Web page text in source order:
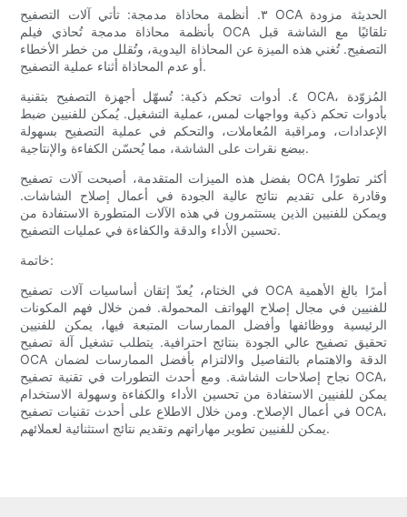
٣. أنظمة محاذاة مدمجة: تأتي آلات التصفيح OCA الحديثة مزودة
بأنظمة محاذاة مدمجة تُحاذي فيلم OCA تلقائيًا مع الشاشة قبل
التصفيح. تُغني هذه الميزة عن المحاذاة اليدوية، وتُقلل من خطر الأخطاء
أو عدم المحاذاة أثناء عملية التصفيح.
٤. أدوات تحكم ذكية: تُسهّل أجهزة التصفيح بتقنية OCA، المُزوّدة
بأدوات تحكم ذكية وواجهات لمس، عملية التشغيل. يُمكن للفنيين ضبط
الإعدادات، ومراقبة المُعاملات، والتحكم في عملية التصفيح بسهولة
ببضع نقرات على الشاشة، مما يُحسّن الكفاءة والإنتاجية.
بفضل هذه الميزات المتقدمة، أصبحت آلات تصفيح OCA أكثر تطورًا
وقادرة على تقديم نتائج عالية الجودة في أعمال إصلاح الشاشات.
ويمكن للفنيين الذين يستثمرون في هذه الآلات المتطورة الاستفادة من
تحسين الأداء والدقة والكفاءة في عمليات التصفيح.
خاتمة:
في الختام، يُعدّ إتقان أساسيات آلات تصفيح OCA أمرًا بالغ الأهمية
للفنيين في مجال إصلاح الهواتف المحمولة. فمن خلال فهم المكونات
الرئيسية ووظائفها وأفضل الممارسات المتبعة فيها، يمكن للفنيين
تحقيق تصفيح عالي الجودة بنتائج احترافية. يتطلب تشغيل آلة تصفيح
OCA الدقة والاهتمام بالتفاصيل والالتزام بأفضل الممارسات لضمان
نجاح إصلاحات الشاشة. ومع أحدث التطورات في تقنية تصفيح OCA،
يمكن للفنيين الاستفادة من تحسين الأداء والكفاءة وسهولة الاستخدام
في أعمال الإصلاح. ومن خلال الاطلاع على أحدث تقنيات تصفيح OCA،
يمكن للفنيين تطوير مهاراتهم وتقديم نتائج استثنائية لعملائهم.